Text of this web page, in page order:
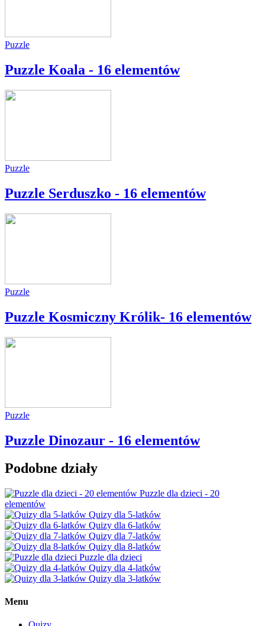
Puzzle
Puzzle Koala - 16 elementów
Puzzle
Puzzle Serduszko - 16 elementów
Puzzle
Puzzle Kosmiczny Królik- 16 elementów
Puzzle
Puzzle Dinozaur - 16 elementów
Podobne działy
Puzzle dla dzieci - 20
elementów
Quizy dla 5-latków
Quizy dla 6-latków
Quizy dla 7-latków
Quizy dla 8-latków
Puzzle dla dzieci
Quizy dla 4-latków
Quizy dla 3-latków
Menu